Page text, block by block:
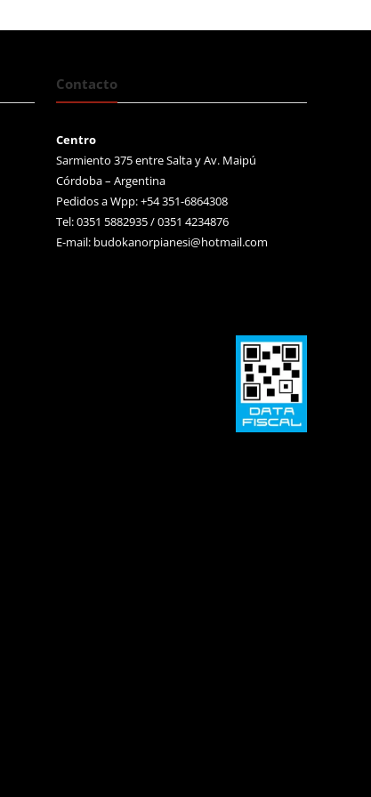
Contacto
Centro
Sarmiento 375 entre Salta y Av. Maipú
Córdoba – Argentina
Pedidos a Wpp: +54 351-6864308
Tel: 0351 5882935 / 0351 4234876
E-mail: budokanorpianesi@hotmail.com